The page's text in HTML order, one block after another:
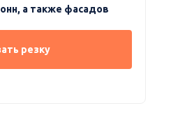
а также фасадов
резку